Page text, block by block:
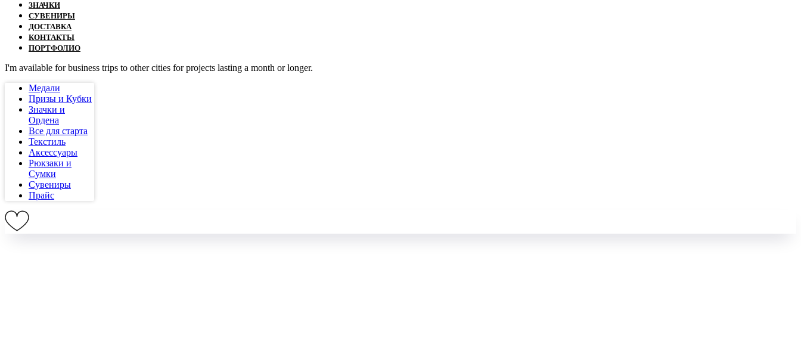
ЗНАЧКИ
СУВЕНИРЫ
ДОСТАВКА
КОНТАКТЫ
ПОРТФОЛИО
I'm available for business trips to other cities for projects lasting a month or longer.
Медали
Призы и Кубки
Значки и
Ордена
Все для старта
Текстиль
Аксессуары
Рюкзаки и
Сумки
Сувениры
Прайс